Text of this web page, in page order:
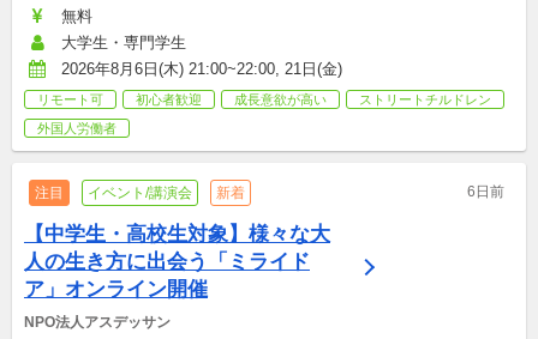
無料
大学生・専門学生
2026年8月6日(木) 21:00~22:00, 21日(金)
リモート可 初心者歓迎 成長意欲が高い
ストリートチルドレン
外国人労働者
注目 イベント/講演会 新着 6日前
【中学生・高校生対象】様々な大
人の生き方に出会う「ミライド
ア」オンライン開催
NPO法人アスデッサン